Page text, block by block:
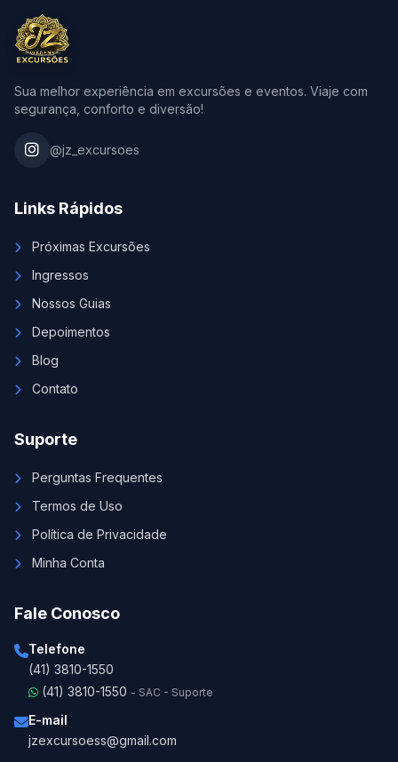
Sua melhor experiência em excursões e eventos. Viaje com
segurança, conforto e diversão!
@jz_excursoes
Links Rápidos
Próximas Excursões
Ingressos
Nossos Guias
Depoimentos
Blog
Contato
Suporte
Perguntas Frequentes
Termos de Uso
Política de Privacidade
Minha Conta
Fale Conosco
Telefone
(41) 3810-1550
(41) 3810-1550 - SAC - Suporte
E-mail
jzexcursoess@gmail.com